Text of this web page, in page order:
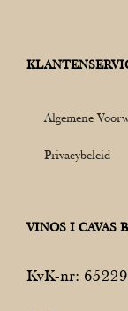
Algemene
Privacybeleid
VINOS I CAVAS
KvK-nr: